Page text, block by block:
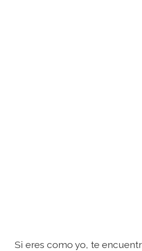
Si eres como yo, te